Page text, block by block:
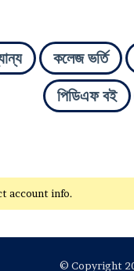
কলেজ ভর্তি
পিডিএফ বই
account info.
© Copyright